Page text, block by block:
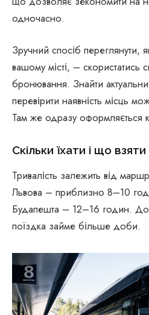
одночасно.
Зручний спосіб переглянути,
вашому місті, – скористатись
бронювання. Знайти
перевірити наявність місць
Там же одразу оформляється
Скільки їхати і що
Тривалість залежить від
Львова – приблизно 8–10
Будапешта – 12–16 годин.
поїздка займе більше доби.